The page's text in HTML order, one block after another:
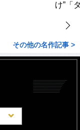
け”「
その他の名作記事 >